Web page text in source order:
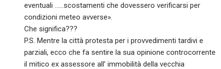
eventuali ……scostamenti che dovessero verificarsi per
condizioni meteo avverse».
Che significa???
P.S. Mentre la città protesta per i provvedimenti tardivi e
parziali, ecco che fa sentire la sua opinione controcorrente
il mitico ex assessore all’ immobilità della vecchia